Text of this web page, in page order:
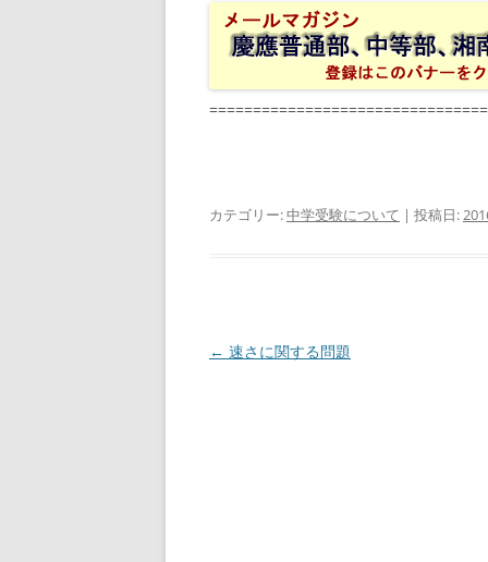
カテゴリー:中学受験について | 投稿日:
投
← 速さに関する問題